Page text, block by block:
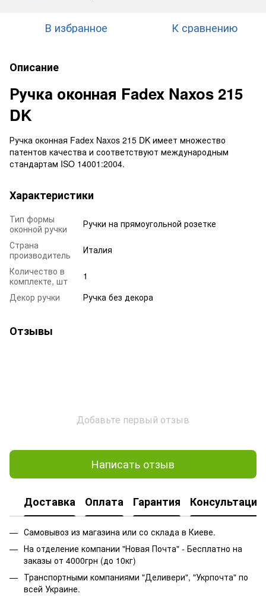
В избранное К сравнению
Описание
Ручка оконная Fadex Naxos 215
DK
Ручка оконная Fadex Naxos 215 DK имеет множество
патентов качества и соответствуют международным
стандартам ISO 14001:2004.
Характеристики
Тип формы
оконной ручки
Ручки на прямоугольной розетке
Страна
производитель
Италия
Количество в
комплекте, шт
1
Декор ручки
Ручка без декора
Отзывы
Добавьте первый отзыв
Написать отзыв
Доставка Оплата Гарантия Консультация
Самовывоз из магазина или со склада в Киеве.
На отделение компании "Новая Почта" - Бесплатно на
заказы от 4000грн (до 10кг)
Транспортными компаниями "Деливери", "Укрпочта" по
всей Украине.